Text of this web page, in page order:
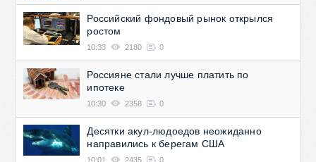
Российский фондовый рынок открылся
ростом
10:33 2180 0
Россияне стали лучше платить по
ипотеке
10:30 2358 0
Десятки акул-людоедов неожиданно
направились к берегам США
10:01 2435 0